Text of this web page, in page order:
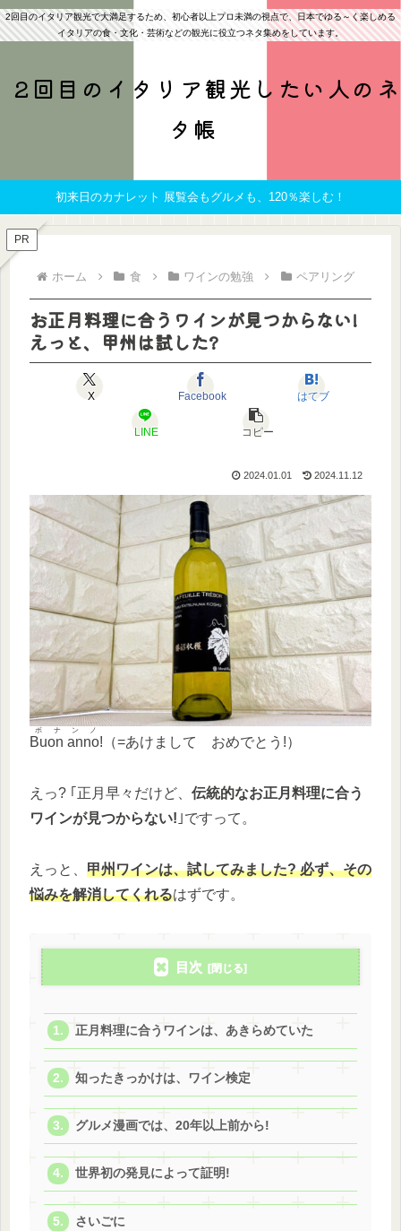
2回目のイタリア観光で大満足するため、初心者以上プロ未満の視点で、日本でゆる～く楽しめる
イタリアの食・文化・芸術などの観光に役立つネタ集めをしています。
2回目のイタリア観光したい人のネ
タ帳
初来日のカナレット 展覧会もグルメも、120％楽しむ！
PR
ホーム 食 ワインの勉強 ペアリング
お正月料理に合うワインが見つからない!
えっと、甲州は試した?
X Facebook はてブ
LINE コピー
2024.01.01 2024.11.12
Buon anno!
ボナンノ
（=あけまして おめでとう!）
えっ? ｢正月早々だけど、 伝統的なお正月料理に合う
ワインが見つからない! ｣ですって。
えっと、 甲州ワインは、試してみました? 必ず、その
悩みを解消してくれるはずです。
目次
正月料理に合うワインは、あきらめていた
知ったきっかけは、ワイン検定
グルメ漫画では、20年以上前から!
世界初の発見によって証明!
さいごに